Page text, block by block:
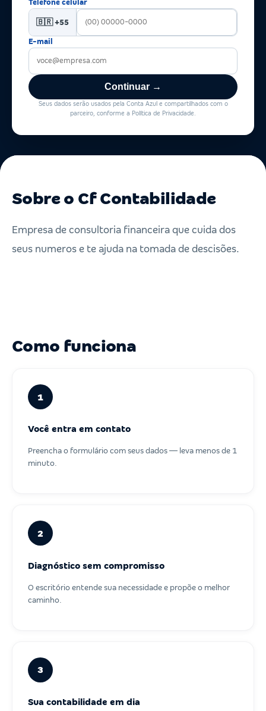
Telefone celular
🇧🇷 +55
E-mail
Continuar →
Seus dados serão usados pela Conta Azul e compartilhados com o
parceiro, conforme a Política de Privacidade.
Sobre o Cf Contabilidade
Empresa de consultoria financeira que cuida dos
seus numeros e te ajuda na tomada de descisões.
Como funciona
1
Você entra em contato
Preencha o formulário com seus dados — leva menos de 1
minuto.
2
Diagnóstico sem compromisso
O escritório entende sua necessidade e propõe o melhor
caminho.
3
Sua contabilidade em dia